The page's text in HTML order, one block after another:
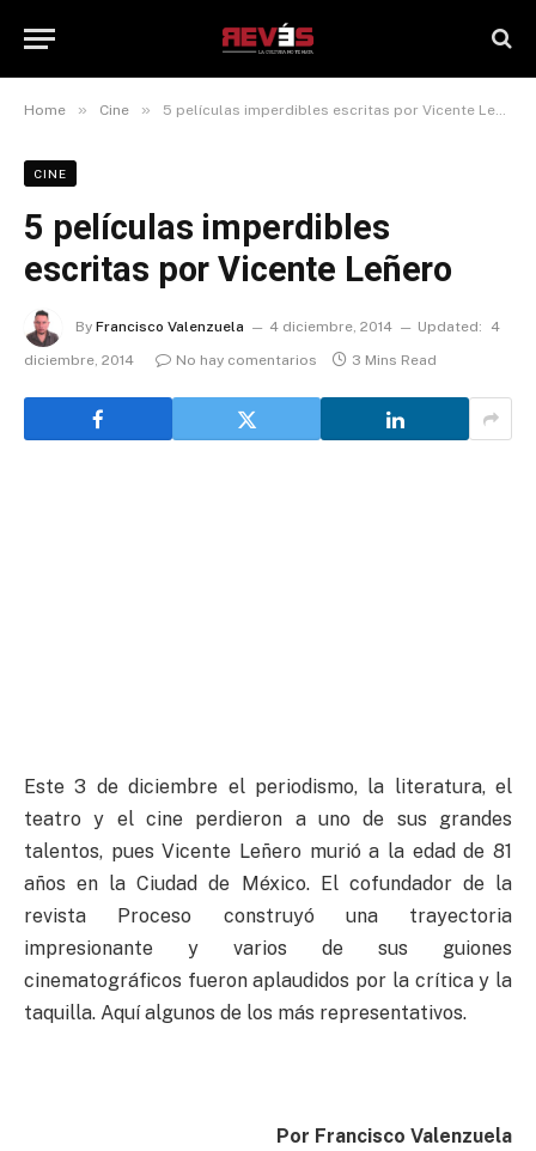
Home » Cine » 5 películas imperdibles escritas por Vicente Leñero
CINE
5 películas imperdibles
escritas por Vicente Leñero
By Francisco Valenzuela 4 diciembre, 2014 Updated:
4
diciembre, 2014
No hay comentarios 3 Mins Read
Este 3 de diciembre el periodismo, la literatura, el
teatro y el cine perdieron a uno de sus grandes
talentos, pues Vicente Leñero murió a la edad de 81
años en la Ciudad de México. El cofundador de la
revista Proceso construyó una trayectoria
impresionante y varios de sus guiones
cinematográficos fueron aplaudidos por la crítica y la
taquilla. Aquí algunos de los más representativos.
Por Francisco Valenzuela